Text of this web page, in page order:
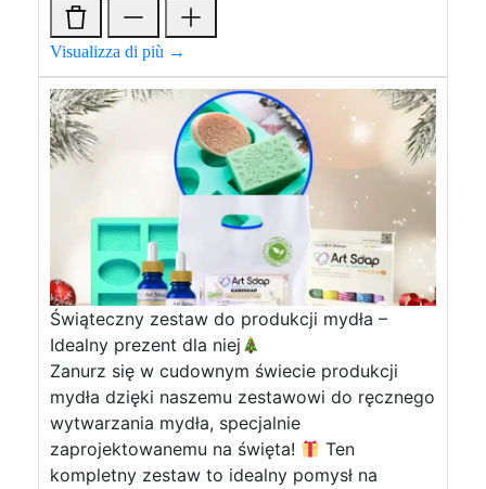
Visualizza di più →
Świąteczny zestaw do produkcji mydła –
Idealny prezent dla niej
Zanurz się w cudownym świecie produkcji
mydła dzięki naszemu zestawowi do ręcznego
wytwarzania mydła, specjalnie
zaprojektowanemu na święta!
Ten
kompletny zestaw to idealny pomysł na